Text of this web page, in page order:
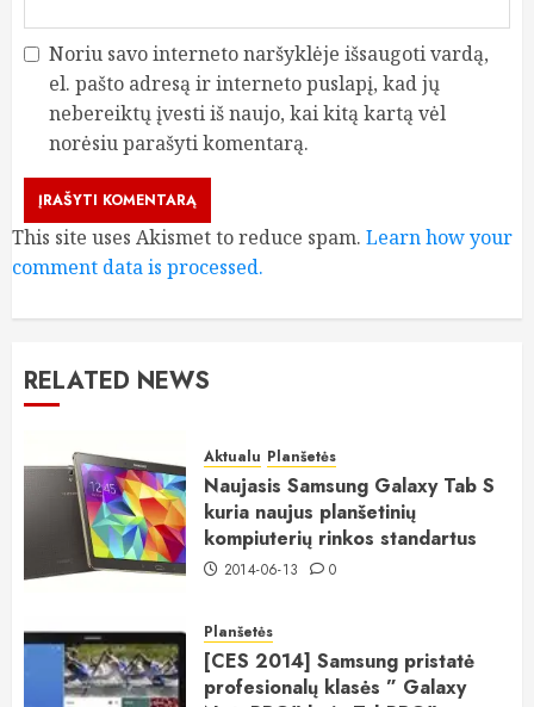
Noriu savo interneto naršyklėje išsaugoti vardą,
el. pašto adresą ir interneto puslapį, kad jų
nebereiktų įvesti iš naujo, kai kitą kartą vėl
norėsiu parašyti komentarą.
This site uses Akismet to reduce spam. Learn how your
comment data is processed.
RELATED NEWS
Aktualu Planšetės
Naujasis Samsung Galaxy Tab S
kuria naujus planšetinių
kompiuterių rinkos standartus
2014-06-13 0
Planšetės
[CES 2014] Samsung pristatė
profesionalų klasės ” Galaxy